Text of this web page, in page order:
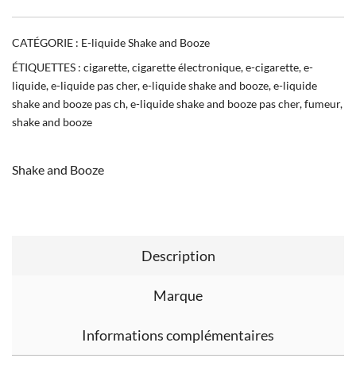
CATÉGORIE : E-liquide Shake and Booze
ÉTIQUETTES : cigarette,cigarette électronique,e-cigarette,e-
liquide,e-liquide pas cher,e-liquide shake and booze,e-liquide
shake and booze pas ch,e-liquide shake and booze pas cher,fumeur,
shake and booze
Shake and Booze
Description
Marque
Informations complémentaires